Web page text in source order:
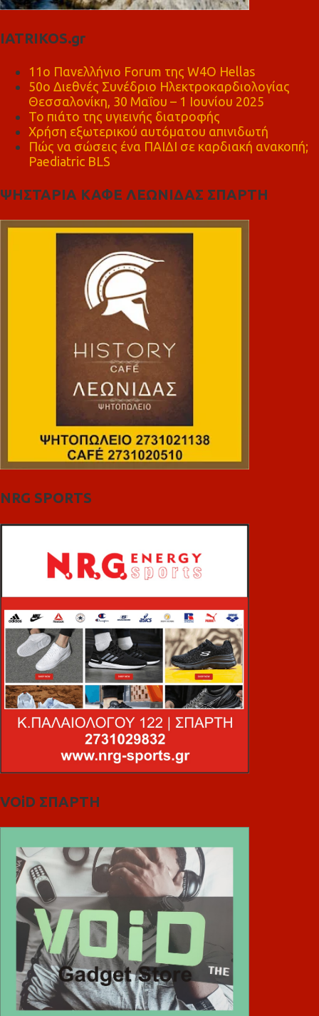
IATRIKOS.gr
11ο Πανελλήνιο Forum της W4O Hellas
50ο Διεθνές Συνέδριο Ηλεκτροκαρδιολογίας
Θεσσαλονίκη, 30 Μαΐου – 1 Ιουνίου 2025
Το πιάτο της υγιεινής διατροφής
Χρήση εξωτερικού αυτόματου απινιδωτή
Πώς να σώσεις ένα ΠΑΙΔΙ σε καρδιακή ανακοπή;
Paediatric BLS
ΨΗΣΤΑΡΙΑ ΚΑΦΕ ΛΕΩΝΙΔΑΣ ΣΠΑΡΤΗ
NRG SPORTS
VOiD ΣΠΑΡΤΗ